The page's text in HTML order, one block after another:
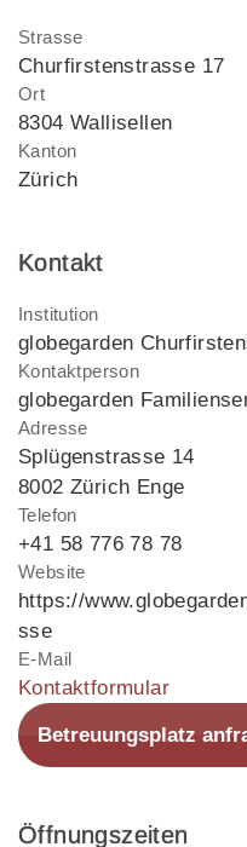
Strasse
Churfirstenstrasse 17
Ort
8304 Wallisellen
Kanton
Zürich
Kontakt
Institution
globegarden
Kontaktperson
globegarden
Adresse
Splügenstrasse 14
8002 Zürich Enge
Telefon
+41 58 776 78 78
Website
https://
sse
E-Mail
Kontaktformular
Betreuungsplatz
Öffnungszeiten